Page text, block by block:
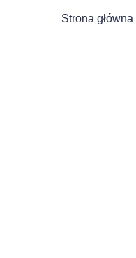
Strona główna